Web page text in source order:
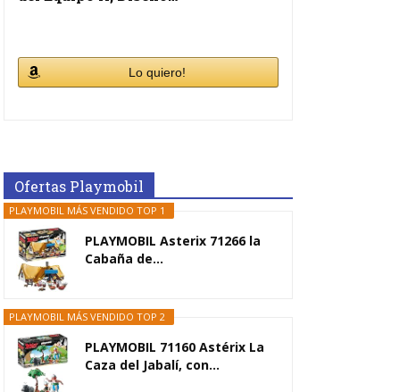
Lo quiero!
Ofertas Playmobil
PLAYMOBIL MÁS VENDIDO TOP 1
PLAYMOBIL Asterix 71266 la
Cabaña de...
PLAYMOBIL MÁS VENDIDO TOP 2
PLAYMOBIL 71160 Astérix La
Caza del Jabalí, con...